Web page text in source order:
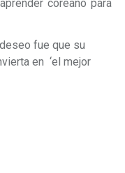
coreano para
fue que su
en ‘el mejor